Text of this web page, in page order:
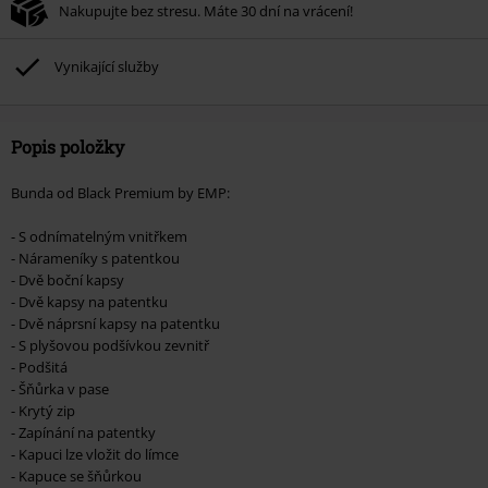
média, vstupenky, Rammstein, (Till) Lindemann, Böhse Onkelz, Broilers, Die
podpoříte nadaci.
Nakupujte bez stresu. Máte 30 dní na vrácení!
Vynikající služby
Popis položky
Bunda od Black Premium by EMP:
- S odnímatelným vnitřkem
- Nárameníky s patentkou
- Dvě boční kapsy
- Dvě kapsy na patentku
- Dvě náprsní kapsy na patentku
- S plyšovou podšívkou zevnitř
- Podšitá
- Šňůrka v pase
- Krytý zip
- Zapínání na patentky
- Kapuci lze vložit do límce
- Kapuce se šňůrkou